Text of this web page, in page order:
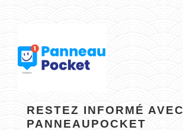
RESTEZ INFORMÉ AVEC
PANNEAUPOCKET